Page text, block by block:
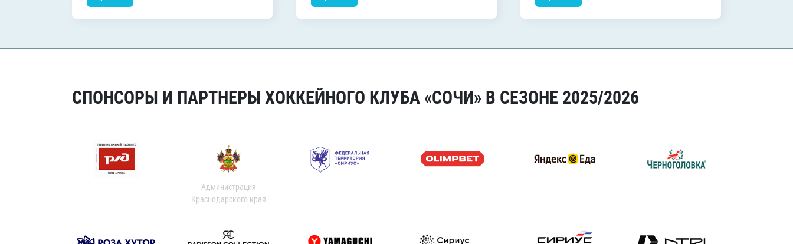
СПОНСОРЫ И ПАРТНЕРЫ ХОККЕЙНОГО КЛУБА «СОЧИ» В СЕЗОНЕ 2025/2026
Администрация
Краснодарского края